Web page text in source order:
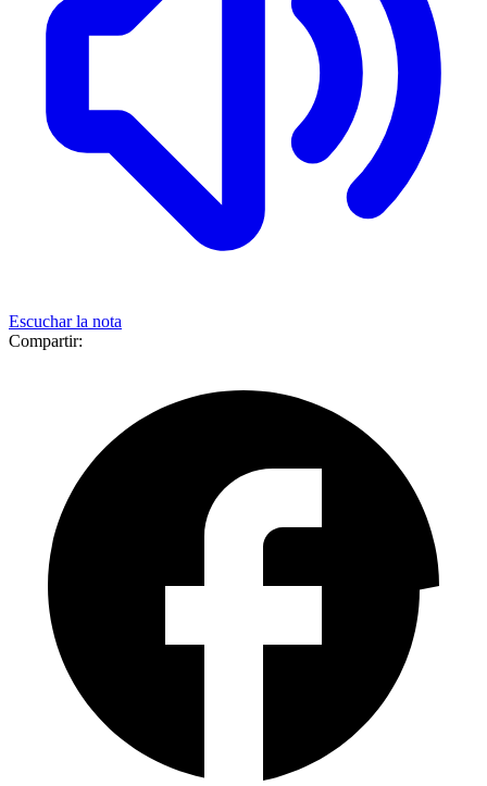
Escuchar la nota
Compartir: